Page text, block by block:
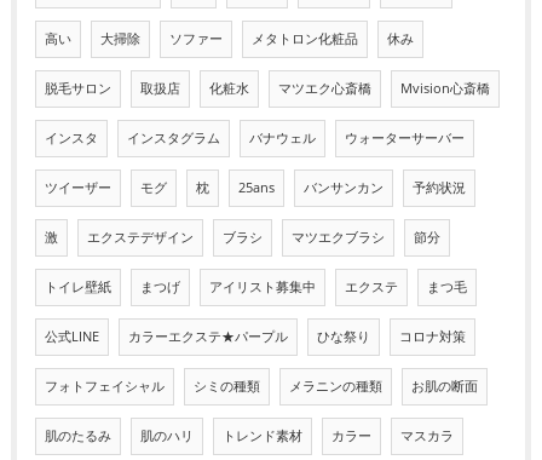
高い 大掃除 ソファー メタトロン化粧品 休み
脱毛サロン 取扱店 化粧水 マツエク心斎橋 Mvision心斎橋
インスタ インスタグラム バナウェル ウォーターサーバー
ツイーザー モグ 枕 25ans バンサンカン 予約状況
激 エクステデザイン ブラシ マツエクブラシ 節分
トイレ壁紙 まつげ アイリスト募集中 エクステ まつ毛
公式LINE カラーエクステ★パープル ひな祭り コロナ対策
フォトフェイシャル シミの種類 メラニンの種類 お肌の断面
肌のたるみ 肌のハリ トレンド素材 カラー マスカラ